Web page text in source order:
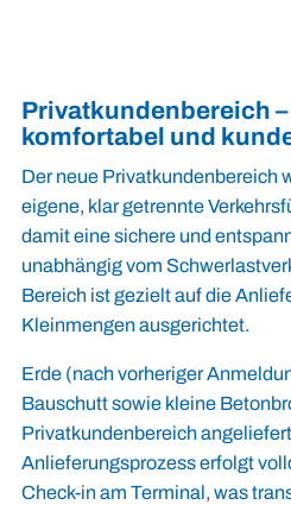
Privatkundenbereich
komfortabel und
Der neue Privatkundenbereich
eigene, klar getrennte
damit eine sichere und
unabhängig vom
Bereich ist gezielt auf die
Kleinmengen ausgerichtet.
Erde (nach vorheriger
Bauschutt sowie kleine
Privatkundenbereich
Anlieferungsprozess erfolgt
Check-in am Terminal, was